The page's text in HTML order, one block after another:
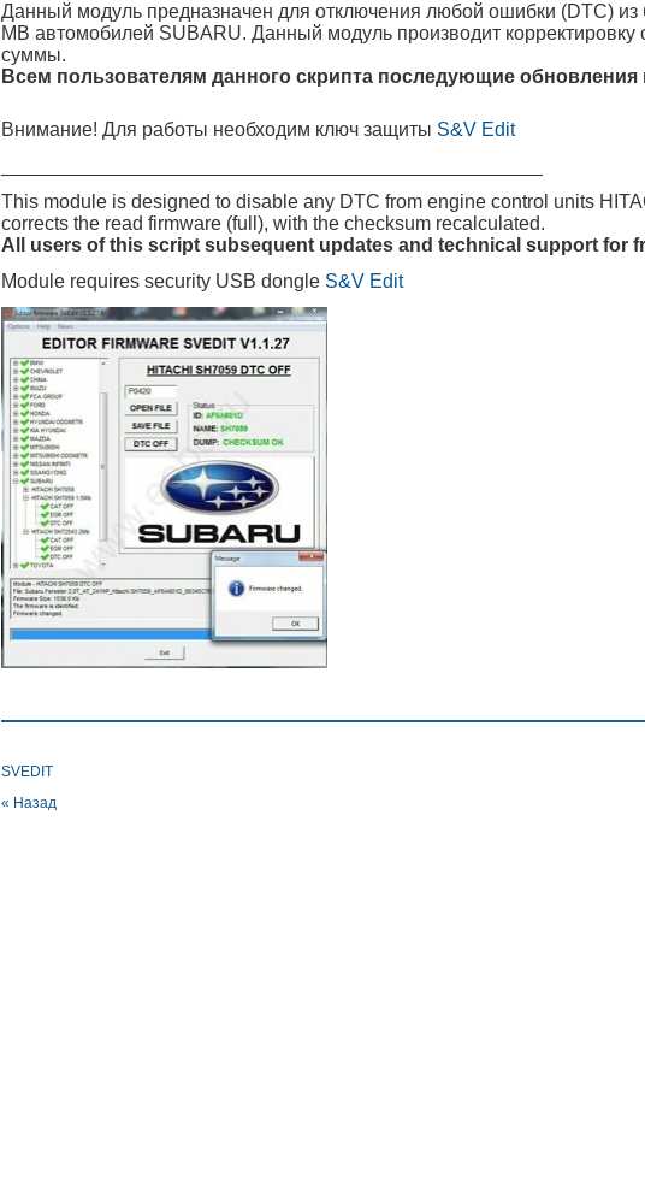
Данный модуль предназначен для отключения любой ошибки (DTC)
MB автомобилей SUBARU. Данный модуль производит
суммы.
Всем пользователям данного скрипта последующие обновления
Внимание! Для работы необходим ключ защиты S&V Edit
This module is designed to disable any DTC from engine control units
corrects the read firmware (full), with the checksum recalculated.
All users of this script subsequent updates and technical support for
Module requires security USB dongle S&V Edit
SVEDIT
« Назад